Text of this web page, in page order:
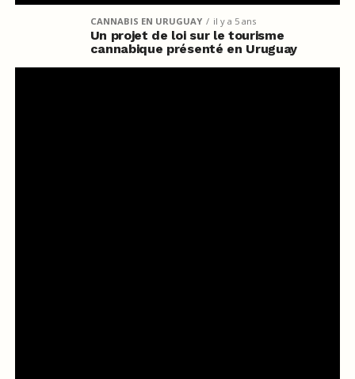
CANNABIS EN URUGUAY il y a 5 ans
Un projet de loi sur le tourisme
cannabique présenté en Uruguay